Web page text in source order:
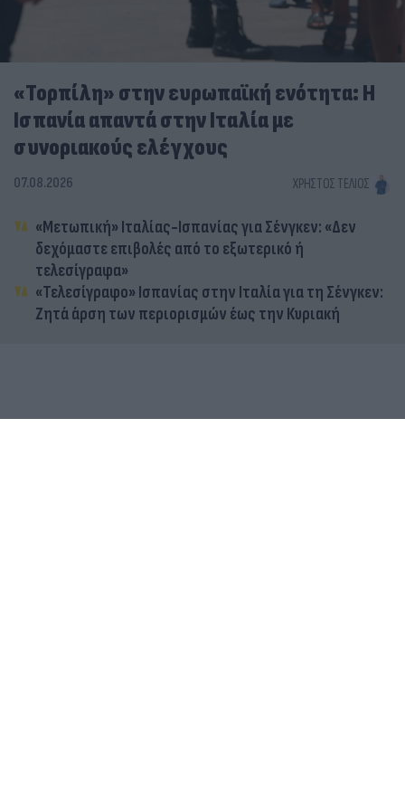
«Τορπίλη» στην ευρωπαϊκή ενότητα: Η
Ισπανία απαντά στην Ιταλία με
συνοριακούς ελέγχους
07.08.2026 ΧΡΉΣΤΟΣ ΤΈΛΙΟΣ
«Μετωπική» Ιταλίας-Ισπανίας για Σένγκεν: «Δεν
δεχόμαστε επιβολές από το εξωτερικό ή
τελεσίγραφα»
«Τελεσίγραφο» Ισπανίας στην Ιταλία για τη Σένγκεν:
Ζητά άρση των περιορισμών έως την Κυριακή